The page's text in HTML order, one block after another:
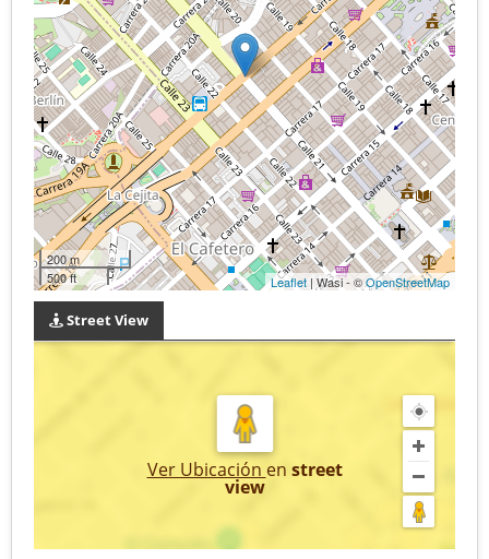
200 m
500 ft
Leaflet | Wasi - ©OpenStreetMap
Street View
Ver Ubicación en street
view